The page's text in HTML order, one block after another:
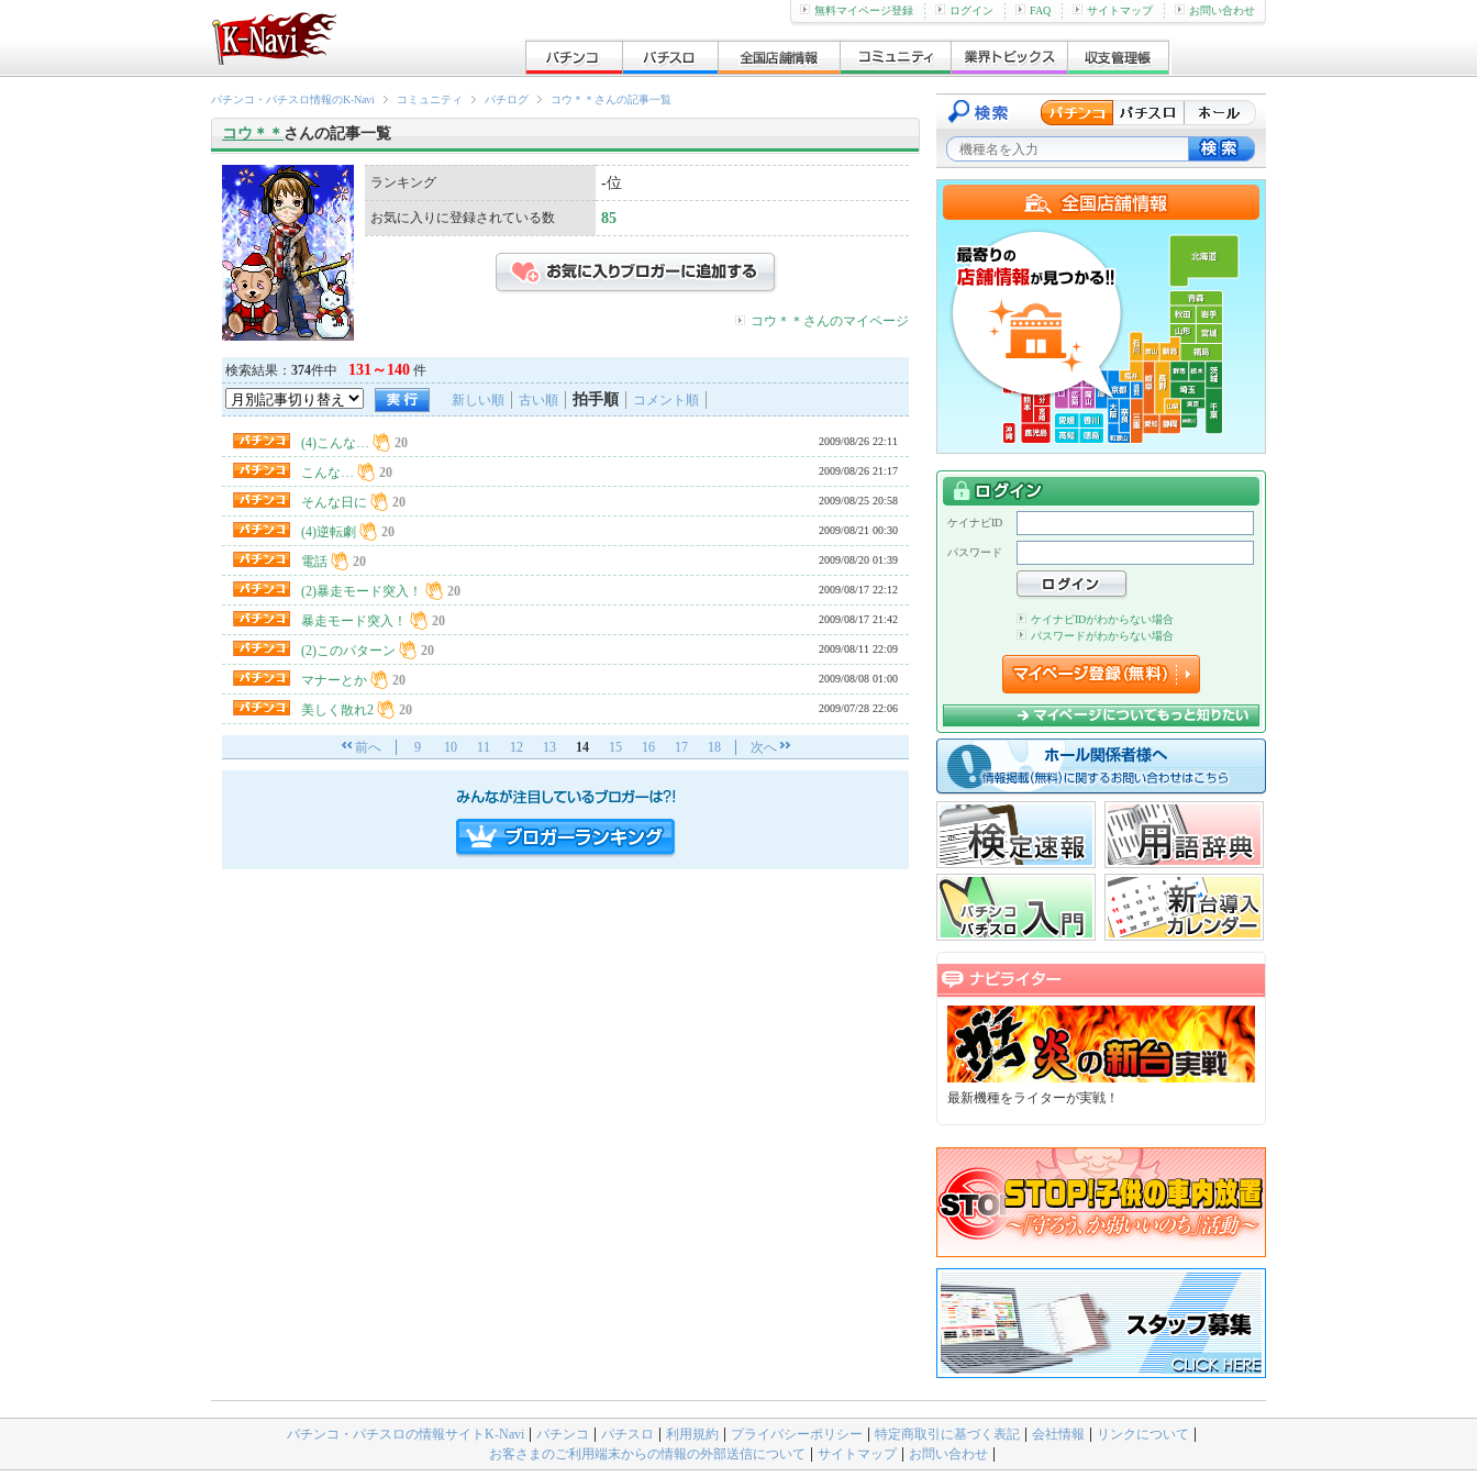
無料マイページ登録 ログイン FAQ サイトマップ お問い合わせ
パチンコ・パチスロ情報のK-Navi コミュニティ パチログ コウ＊＊さんの記事一覧
コウ＊＊ さんの記事一覧
ランキング -位
お気に入りに登録されている数 85
コウ＊＊さんのマイページ
検索結果： 374件中 131～140 件
新しい順
古い順 拍手順 コメント順
(4)こんな… 20 2009/08/26 22:11
こんな… 20 2009/08/26 21:17
そんな日に 20 2009/08/25 20:58
(4)逆転劇 20 2009/08/21 00:30
電話 20 2009/08/20 01:39
(2)暴走モード突入！ 20 2009/08/17 22:12
暴走モード突入！ 20 2009/08/17 21:42
(2)このパターン 20 2009/08/11 22:09
マナーとか 20 2009/08/08 01:00
美しく散れ2 20 2009/07/28 22:06
前へ 9 10 11 12 13 14 15 16 17 18 次へ
ケイナビID
パスワード
ケイナビIDがわからない場合
パスワードがわからない場合
最新機種をライターが実戦！
パチンコ・パチスロの情報サイトK-Navi パチンコ パチスロ 利用規約 プライバシーポリシー 特定商取引に基づく表記 会社情報
リンクについて
お客さまのご利用端末からの情報の外部送信について
サイトマップ お問い合わせ